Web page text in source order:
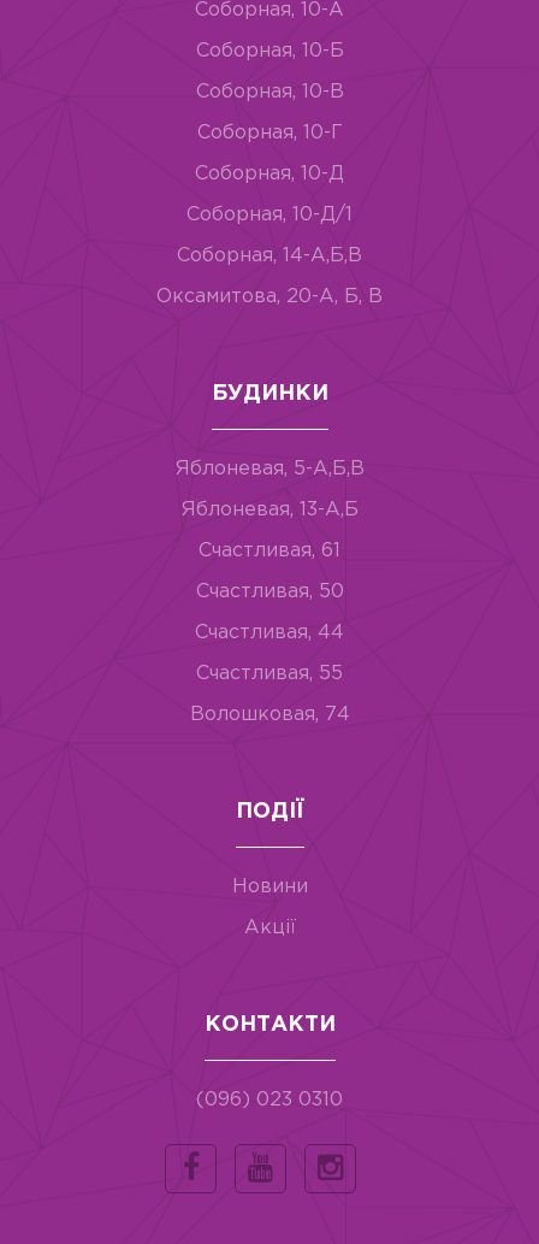
Соборная, 10-А
Соборная, 10-Б
Соборная, 10-В
Соборная, 10-Г
Соборная, 10-Д
Соборная, 10-Д/1
Соборная, 14-А,Б,В
Оксамитова, 20-А, Б, В
БУДИНКИ
Яблоневая, 5-А,Б,В
Яблоневая, 13-А,Б
Счастливая, 61
Счастливая, 50
Счастливая, 44
Счастливая, 55
Волошковая, 74
ПОДІЇ
Новини
Акції
КОНТАКТИ
(096) 023 0310